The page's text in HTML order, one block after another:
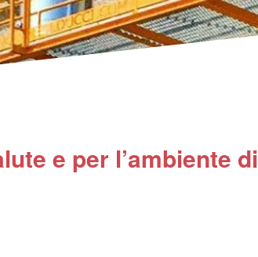
e per l’ambiente di